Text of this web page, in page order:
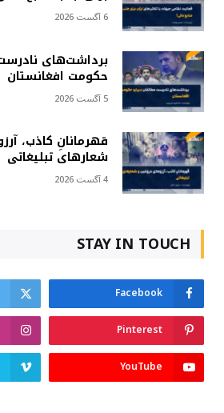
6 آگست 2026
برداشت‌های
حکومت افغانستان
5 آگست 2026
قهرمانانِ کاذب،
شعارهای تبلیغاتی
4 آگست 2026
STAY IN TOUCH
Facebook
Pinterest
YouTube